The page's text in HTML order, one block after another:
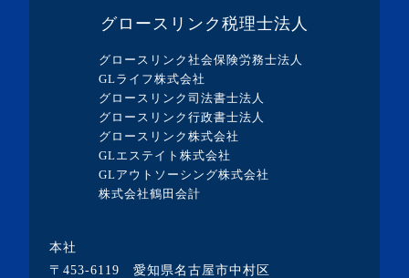
・2023年9月(5記事)
・2023年8月(13記事)
・2023年7月(9記事)
・2023年6月(1記事)
・2023年5月(3記事)
・2023年4月(4記事)
・2023年2月(2記事)
グロースリンク税理士法人
グロースリンク社会保険労務士法人
GLライフ株式会社
グロースリンク司法書士法人
グロースリンク行政書士法人
グロースリンク株式会社
GLエステイト株式会社
GLアウトソーシング株式会社
株式会社鶴田会計
本社
〒453-6119 愛知県名古屋市中村区